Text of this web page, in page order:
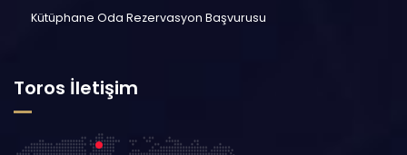
Kütüphane Oda Rezervasyon Başvurusu
Toros İletişim